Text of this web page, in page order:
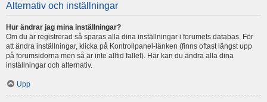
Alternativ och inställningar
Hur ändrar jag mina inställningar?
Om du är registrerad så sparas alla dina inställningar i forumets databas. För
att ändra inställningar, klicka på Kontrollpanel-länken (finns oftast längst upp
på forumsidorna men så är inte alltid fallet). Här kan du ändra alla dina
inställningar och alternativ.
Upp